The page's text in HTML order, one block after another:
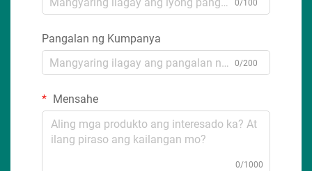
0/100
Pangalan ng Kumpanya
0/200
Mensahe
0/1000